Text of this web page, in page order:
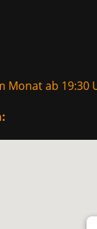
Monat ab 19:30